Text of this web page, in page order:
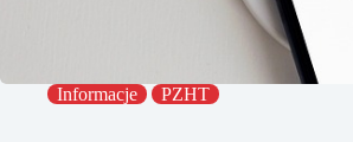
Informacje PZHT